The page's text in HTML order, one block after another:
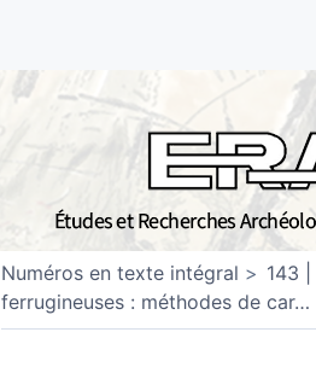
Numéros en texte intégral 143 |
ferrugineuses : méthodes de car…